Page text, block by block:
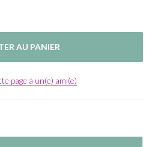
page à un(e) ami(e)